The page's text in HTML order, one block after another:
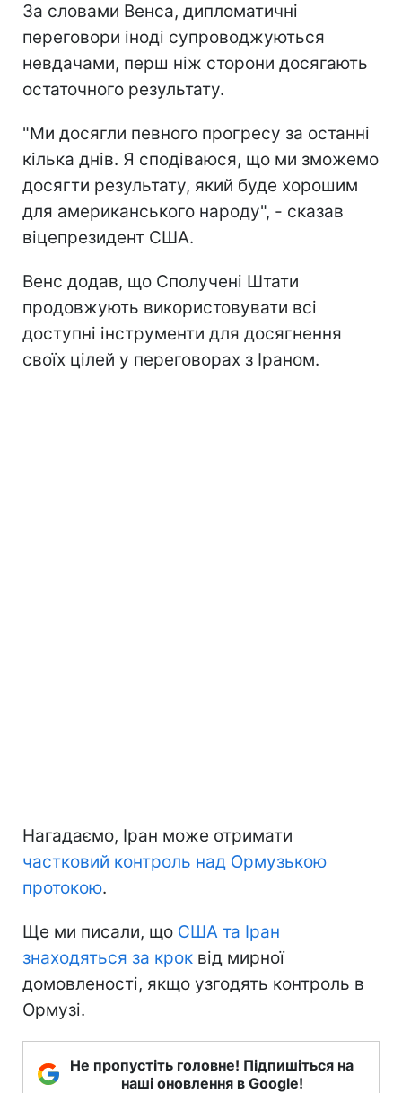
За словами Венса, дипломатичні
переговори іноді супроводжуються
невдачами, перш ніж сторони досягають
остаточного результату.
"Ми досягли певного прогресу за останні
кілька днів. Я сподіваюся, що ми зможемо
досягти результату, який буде хорошим
для американського народу", - сказав
віцепрезидент США.
Венс додав, що Сполучені Штати
продовжують використовувати всі
доступні інструменти для досягнення
своїх цілей у переговорах з Іраном.
Нагадаємо, Іран може отримати
частковий контроль над Ормузькою
протокою.
Ще ми писали, що США та Іран
знаходяться за крок від мирної
домовленості, якщо узгодять контроль в
Ормузі.
Не пропустіть головне! Підпишіться на
наші оновлення в Google!